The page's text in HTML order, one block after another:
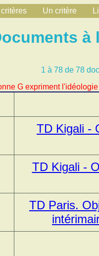
Un critère
à
1 à 78 de 78
G expriment
TD Kigali -
TD Kigali -
TD Paris.